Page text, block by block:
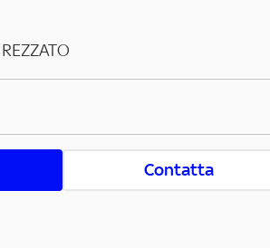
REZZATO
Contatta